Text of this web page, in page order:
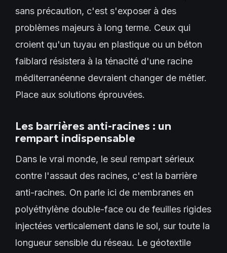
sans précaution, c'est s'exposer à des
problèmes majeurs à long terme. Ceux qui
croient qu'un tuyau en plastique ou un béton
faiblard résistera à la ténacité d'une racine
méditerranéenne devraient changer de métier.
Place aux solutions éprouvées.
Les barrières anti-racines : un
rempart indispensable
Dans le vrai monde, le seul rempart sérieux
contre l'assaut des racines, c'est la barrière
anti-racines. On parle ici de membranes en
polyéthylène double-face ou de feuilles rigides
injectées verticalement dans le sol, sur toute la
longueur sensible du réseau. Le géotextile